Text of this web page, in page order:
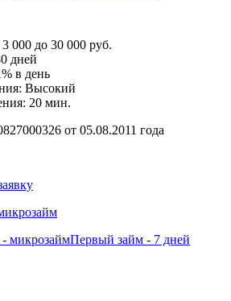
000 до 30 000 руб.
дней
в день
Высокий
20 мин.
от 05.08.2011 года
Первый займ - 7 дней